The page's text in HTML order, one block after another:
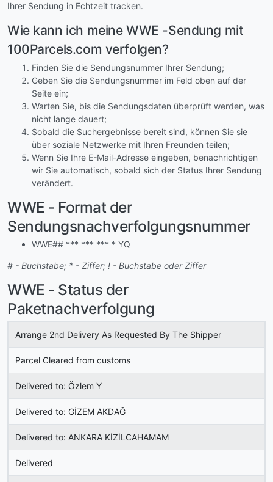
Ihrer Sendung in Echtzeit tracken.
Wie kann ich meine WWE -Sendung mit
100Parcels.com verfolgen?
Finden Sie die Sendungsnummer Ihrer Sendung;
Geben Sie die Sendungsnummer im Feld oben auf der
Seite ein;
Warten Sie, bis die Sendungsdaten überprüft werden, was
nicht lange dauert;
Sobald die Suchergebnisse bereit sind, können Sie sie
über soziale Netzwerke mit Ihren Freunden teilen;
Wenn Sie Ihre E-Mail-Adresse eingeben, benachrichtigen
wir Sie automatisch, sobald sich der Status Ihrer Sendung
verändert.
WWE - Format der
Sendungsnachverfolgungsnummer
WWE## *** *** *** * YQ
# - Buchstabe; * - Ziffer; ! - Buchstabe oder Ziffer
WWE - Status der
Paketnachverfolgung
Arrange 2nd Delivery As Requested By The Shipper
Parcel Cleared from customs
Delivered to: Özlem Y
Delivered to: GİZEM AKDAĞ
Delivered to: ANKARA KİZİLCAHAMAM
Delivered